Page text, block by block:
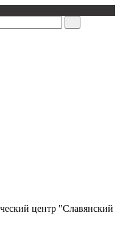
центр "Славянский